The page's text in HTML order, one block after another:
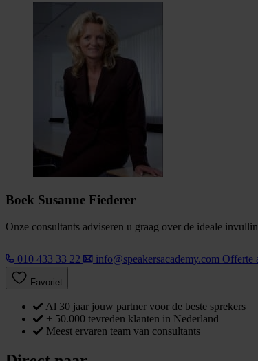
Boek Susanne Fiederer
Onze consultants adviseren u graag over de ideale
010 433 33 22 info@speakersacademy.com Offerte
Favoriet
Al 30 jaar jouw partner voor de beste sprekers
+ 50.000 tevreden klanten in Nederland
Meest ervaren team van consultants